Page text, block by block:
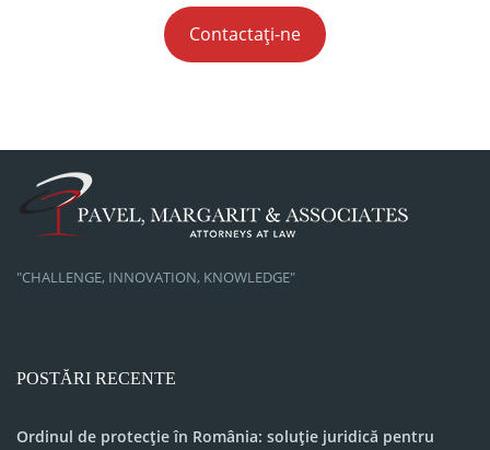
Contactați-ne
"CHALLENGE, INNOVATION, KNOWLEDGE"
POSTĂRI RECENTE
Ordinul de protecție în România: soluție juridică pentru